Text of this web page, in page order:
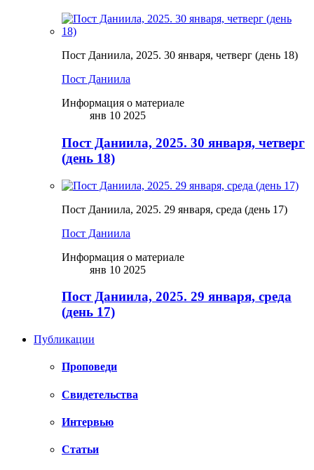
Пост Даниила, 2025. 30 января, четверг (день 18)
Пост Даниила
Информация о материале
янв 10 2025
Пост Даниила, 2025. 30 января, четверг
(день 18)
Пост Даниила, 2025. 29 января, среда (день 17)
Пост Даниила
Информация о материале
янв 10 2025
Пост Даниила, 2025. 29 января, среда
(день 17)
Публикации
Проповеди
Свидетельства
Интервью
Статьи